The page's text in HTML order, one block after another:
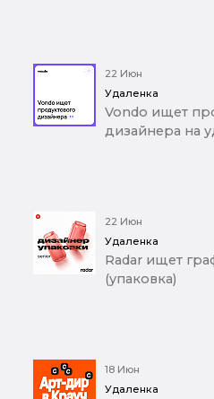
22 Июн
Удаленка
Vondo ищет
дизайнера на
22 Июн
Удаленка
Radar ищет
(упаковка)
18 Июн
Удаленка